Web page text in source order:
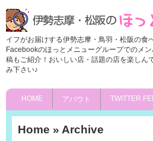
イフがお届けする伊勢志摩・鳥羽・松阪の食
Facebookのほっとメニューグループでのメ
稿もご紹介！おいしい店・話題の店を楽しん
み下さい♪
HOME アバウト TWITTER
Home » Archive